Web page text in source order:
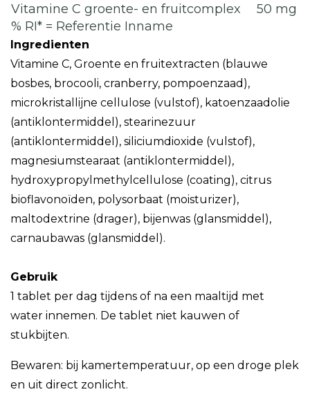
Vitamine C groente- en fruitcomplex
50 mg
% RI* = Referentie Inname
Ingredienten
Vitamine C, Groente en fruitextracten (blauwe
bosbes, brocooli, cranberry, pompoenzaad),
microkristallijne cellulose (vulstof), katoenzaadolie
(antiklontermiddel), stearinezuur
(antiklontermiddel), siliciumdioxide (vulstof),
magnesiumstearaat (antiklontermiddel),
hydroxypropylmethylcellulose (coating), citrus
bioflavonoïden, polysorbaat (moisturizer),
maltodextrine (drager), bijenwas (glansmiddel),
carnaubawas (glansmiddel).
Gebruik
1 tablet per dag tijdens of na een maaltijd met
water innemen. De tablet niet kauwen of
stukbijten.
Bewaren: bij kamertemperatuur, op een droge plek
en uit direct zonlicht.